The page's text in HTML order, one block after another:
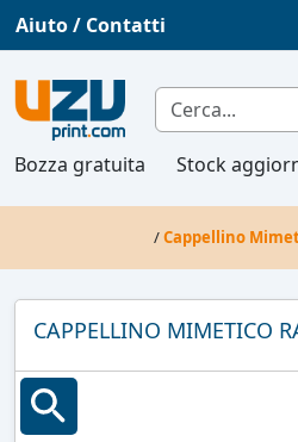
Aiuto / Contatti
Bozza gratuita Stock
/Cappellino
CAPPELLINO MIMETICO